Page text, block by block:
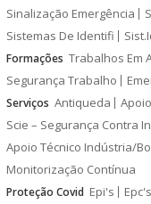
Sinalização Emergência
Sistemas De Identifi
Formações Trabalhos Em
Segurança Trabalho
Serviços Antiqueda
Scie – Segurança Contra
Apoio Técnico Indústria/
Monitorização Contínua
Proteção Covid Epi's Epc's